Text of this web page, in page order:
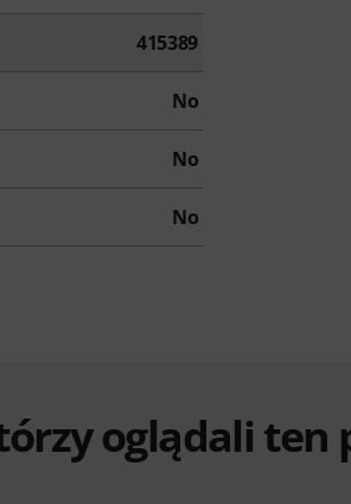
415389
No
No
No
oglądali